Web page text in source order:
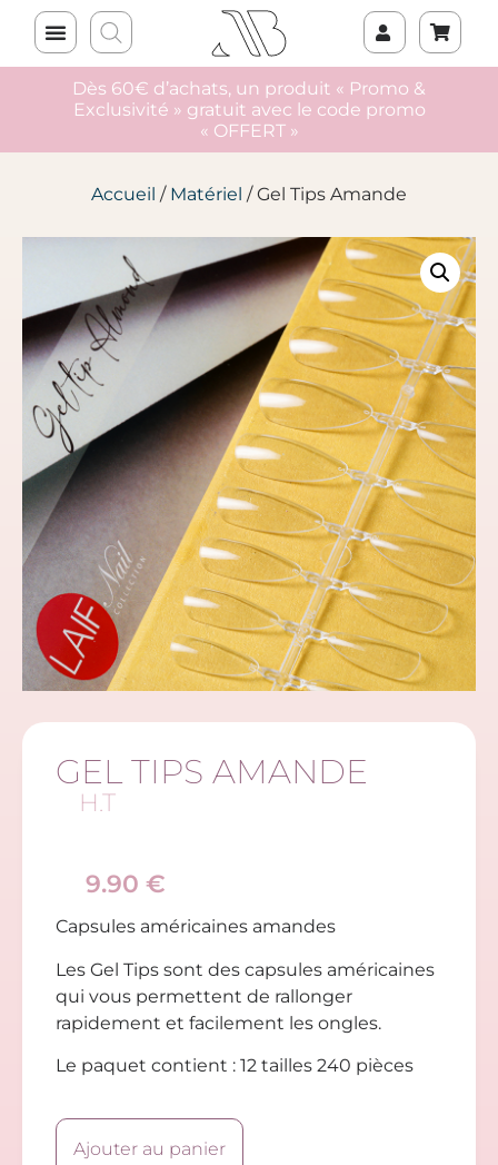
Dès 60€ d’achats, un produit « Promo &
Exclusivité » gratuit avec le code promo
« OFFERT »
Accueil / Matériel / Gel Tips Amande
GEL TIPS AMANDE
H.T
9.90 €
Capsules américaines amandes
Les Gel Tips sont des capsules américaines
qui vous permettent de rallonger
rapidement et facilement les ongles.
Le paquet contient : 12 tailles 240 pièces
Ajouter au panier